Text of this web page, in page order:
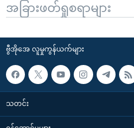
အခြားဖတ်ရှုစရာများ
ဗွီအိုအေ လူမှုကွန်ယက်များ
သတင်း